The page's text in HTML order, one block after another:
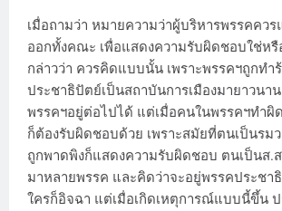
เมื่อถามว่า หมายความว่าผู้บริหารพรรคคว
ออกทั้งคณะ เพื่อแสดงความรับผิดชอบใช่หรื
กล่าวว่า ควรคิดแบบนั้น เพราะพรรคฯถูกทำ
ประชาธิปัตย์เป็นสถาบันการเมืองมายาวนา
พรรคฯอยู่ต่อไปได้ แต่เมื่อคนในพรรคฯทำผิ
ก็ต้องรับผิดชอบด้วย เพราะสมัยที่ตนเป็นรม
ถูกพาดพิงก็แสดงความรับผิดชอบ ตนเป็นส.
มาหลายพรรค และคิดว่าจะอยู่พรรคประชา
ใครก็อิจฉา แต่เมื่อเกิดเหตุการณ์แบบนี้ขึ้น